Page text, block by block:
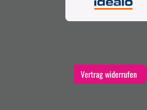
Vertrag widerrufen